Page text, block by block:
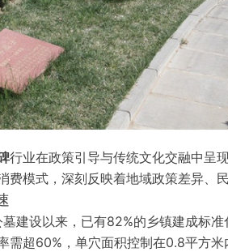
行业在政策引导与传统文化交融中呈
模式，深刻反映着地域政策差异、
建设以来，已有82%的乡镇建成标
需超60%，单穴面积控制在0.8平方